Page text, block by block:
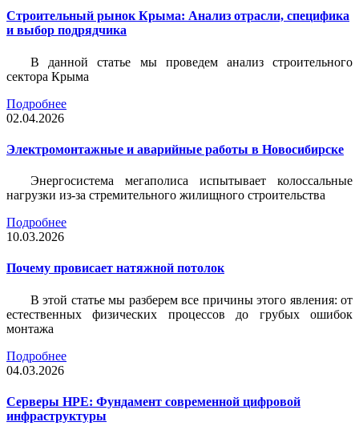
Строительный рынок Крыма: Анализ отрасли, специфика
и выбор подрядчика
В данной статье мы проведем анализ строительного
сектора Крыма
Подробнее
02.04.2026
Электромонтажные и аварийные работы в Новосибирске
Энергосистема мегаполиса испытывает колоссальные
нагрузки из-за стремительного жилищного строительства
Подробнее
10.03.2026
Почему провисает натяжной потолок
В этой статье мы разберем все причины этого явления: от
естественных физических процессов до грубых ошибок
монтажа
Подробнее
04.03.2026
Серверы HPE: Фундамент современной цифровой
инфраструктуры